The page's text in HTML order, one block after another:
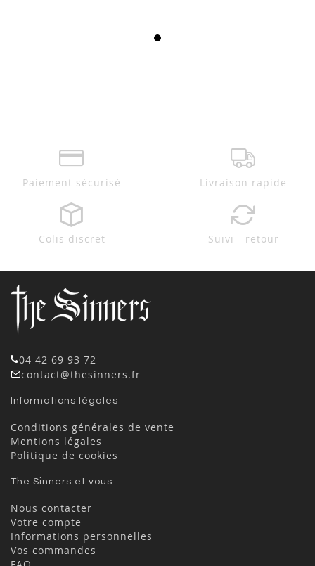
Paiement sécurisé Livraison rapide
Colis discret Suivi - retour
04 42 69 93 72
contact@thesinners.fr
Informations légales
Conditions générales de vente
Mentions légales
Politique de cookies
The Sinners et vous
Nous contacter
Votre compte
Informations personnelles
Vos commandes